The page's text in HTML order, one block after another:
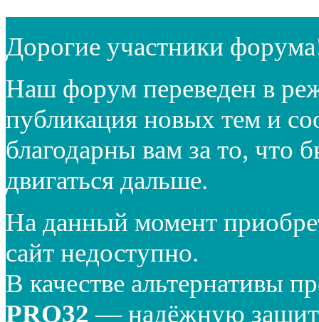
Дорогие участники
Наш форум переведен в
публикация новых тем и
благодарны вам за то, что
двигаться дальше.
На данный момент
сайт недоступно.
В качестве альтернативы
PRO32 — надёжную